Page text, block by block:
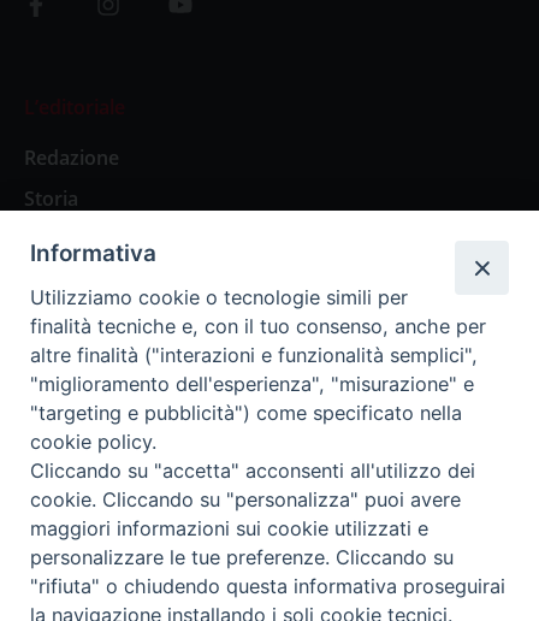
L’editoriale
Redazione
Storia
Abbonamenti
Abbonamento Annuale Digitale
Abbonamento Annuale Cartaceo
Abbonamento Singola Copia Digitale
Redazione: Pavia, Piazza Duomo 11 - tel. 0382.24736 -
amministrazione@ilticino.it - repossi@ilticino.it - P.
Informativa
Utilizziamo cookie o tecnologie simili per
finalità tecniche e, con il tuo consenso, anche per
altre finalità ("interazioni e funzionalità semplici",
"miglioramento dell'esperienza", "misurazione" e
"targeting e pubblicità") come specificato nella
cookie policy.
Cliccando su "accetta" acconsenti all'utilizzo dei
cookie. Cliccando su "personalizza" puoi avere
maggiori informazioni sui cookie utilizzati e
personalizzare le tue preferenze. Cliccando su
"rifiuta" o chiudendo questa informativa proseguirai
la navigazione installando i soli cookie tecnici.